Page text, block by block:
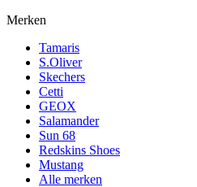
Merken
Tamaris
S.Oliver
Skechers
Cetti
GEOX
Salamander
Sun 68
Redskins Shoes
Mustang
Alle merken